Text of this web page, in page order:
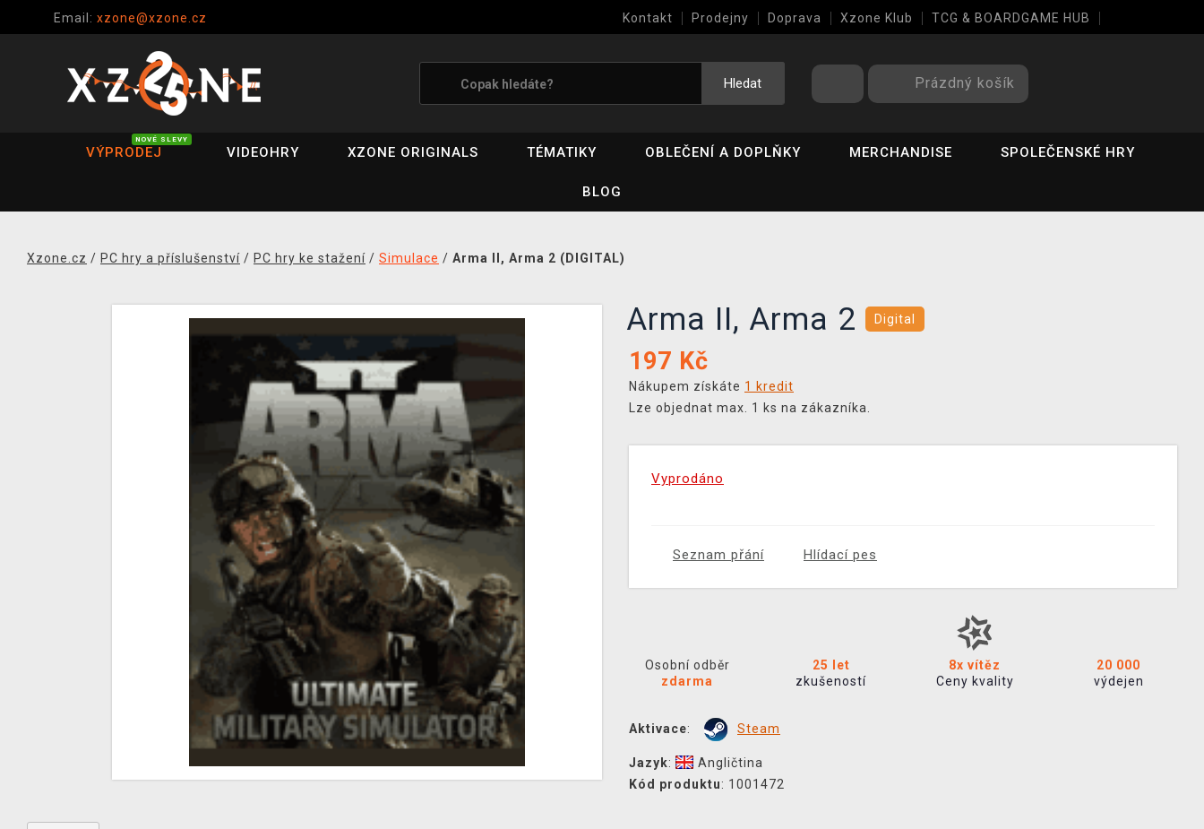
Email: xzone@xzone.cz Kontakt Prodejny Doprava Xzone Klub TCG & BOARDGAME HUB
Hledat Prázdný košík
VÝPRODEJ
NOVÉ SLEVY
VIDEOHRY XZONE ORIGINALS TÉMATIKY OBLEČENÍ A DOPLŇKY MERCHANDISE SPOLEČENSKÉ HRY
BLOG
Xzone.cz / PC hry a příslušenství / PC hry ke stažení / Simulace / Arma II, Arma 2 (DIGITAL)
Arma II, Arma 2 Digital
197 Kč
Nákupem získáte 1 kredit
Lze objednat max. 1 ks na zákazníka.
Vyprodáno
Seznam přání Hlídací pes
Osobní odběr
zdarma
25 let
zkušeností
8x vítěz
Ceny kvality
20 000
výdejen
Aktivace: Steam
Jazyk:
Angličtina
Kód produktu: 1001472